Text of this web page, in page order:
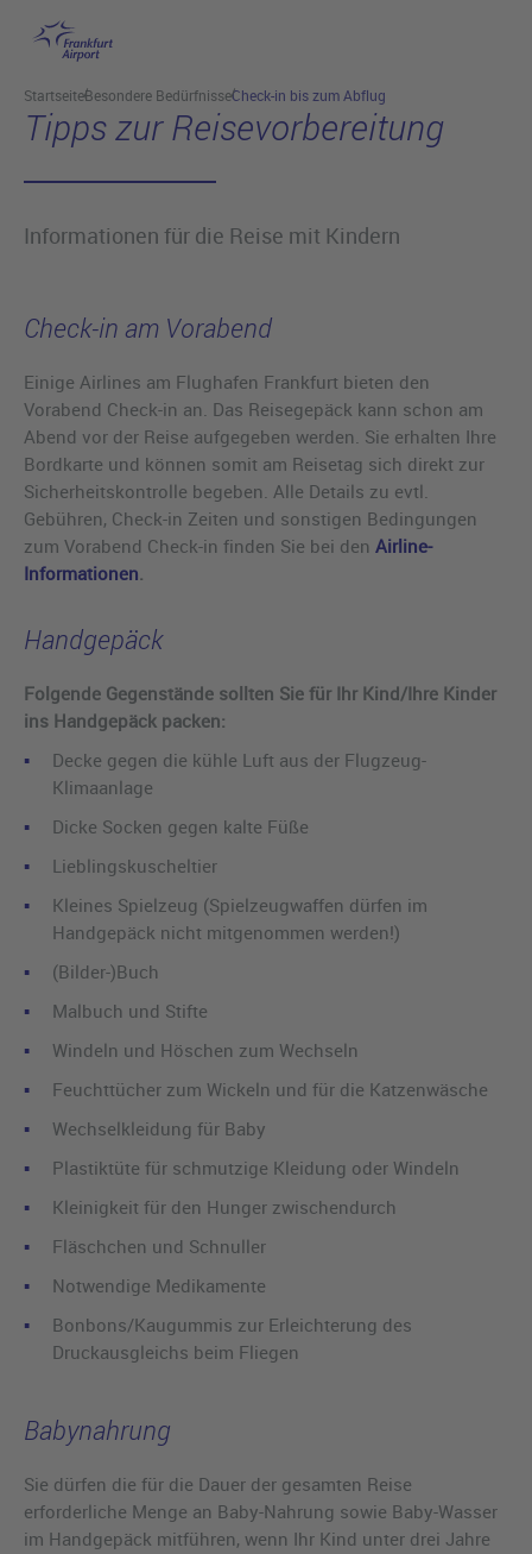
Hauptinhalt anspringen
StartseiteBesondere BedürfnisseCheck-in bis zum Abflug
Tipps zur Reisevorbereitung
Informationen für die Reise mit Kindern
Check-in am Vorabend
Einige Airlines am Flughafen Frankfurt bieten den
Vorabend Check-in an. Das Reisegepäck kann schon am
Abend vor der Reise aufgegeben werden. Sie erhalten Ihre
Bordkarte und können somit am Reisetag sich direkt zur
Sicherheitskontrolle begeben. Alle Details zu evtl.
Gebühren, Check-in Zeiten und sonstigen Bedingungen
zum Vorabend Check-in finden Sie bei den Airline-
Informationen.
Handgepäck
Folgende Gegenstände sollten Sie für Ihr Kind/Ihre Kinder
ins Handgepäck packen:
Decke gegen die kühle Luft aus der Flugzeug-
Klimaanlage
Dicke Socken gegen kalte Füße
Lieblingskuscheltier
Kleines Spielzeug (Spielzeugwaffen dürfen im
Handgepäck nicht mitgenommen werden!)
(Bilder-)Buch
Malbuch und Stifte
Windeln und Höschen zum Wechseln
Feuchttücher zum Wickeln und für die Katzenwäsche
Wechselkleidung für Baby
Plastiktüte für schmutzige Kleidung oder Windeln
Kleinigkeit für den Hunger zwischendurch
Fläschchen und Schnuller
Notwendige Medikamente
Bonbons/Kaugummis zur Erleichterung des
Druckausgleichs beim Fliegen
Babynahrung
Sie dürfen die für die Dauer der gesamten Reise
erforderliche Menge an Baby-Nahrung sowie Baby-Wasser
im Handgepäck mitführen, wenn Ihr Kind unter drei Jahre